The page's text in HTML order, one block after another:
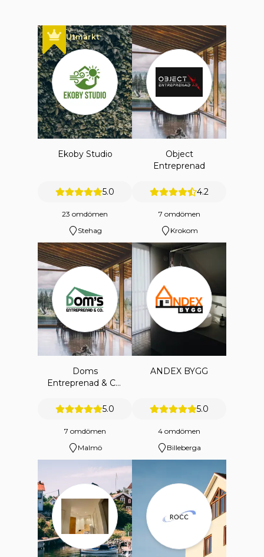
Utmärkt
Ekoby Studio
5.0
23 omdömen
Stehag
Object
Entreprenad
4.2
7 omdömen
Krokom
Doms
Entreprenad & Co.
5.0
7 omdömen
Malmö
ANDEX BYGG
5.0
4 omdömen
Billeberga